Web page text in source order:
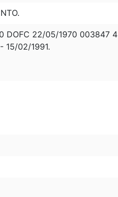
DOFC 22/05/1970 003847 4
15/02/1991.